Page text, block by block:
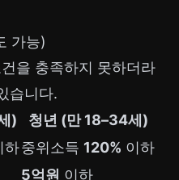
가능)
을 충족하지 못하더라
습니다.
)
청년 (만 18–34세)
하중위소득 120% 이하
5억원 이하